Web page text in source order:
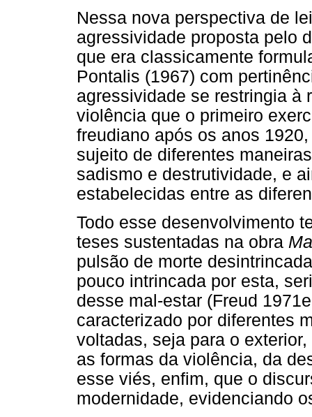
Nessa nova perspectiva de
agressividade proposta pelo
que era classicamente
Pontalis (1967) com
agressividade se restringia à
violência que o primeiro
freudiano após os anos
sujeito de diferentes
sadismo e destrutividade, e
estabelecidas entre as
Todo esse desenvolvimento
teses sustentadas na obra
pulsão de morte
pouco intrincada por esta,
desse mal-estar (Freud
caracterizado por diferentes
voltadas, seja para o
as formas da violência, da
esse viés, enfim, que o
modernidade, evidenciando